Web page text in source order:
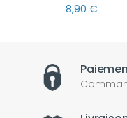
8,90 €